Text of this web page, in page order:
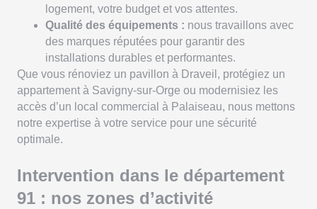
logement, votre budget et vos attentes.
Qualité des équipements : nous travaillons avec
des marques réputées pour garantir des
installations durables et performantes.
Que vous rénoviez un pavillon à Draveil, protégiez un
appartement à Savigny-sur-Orge ou modernisiez les
accès d’un local commercial à Palaiseau, nous mettons
notre expertise à votre service pour une sécurité
optimale.
Intervention dans le département
91 : nos zones d’activité